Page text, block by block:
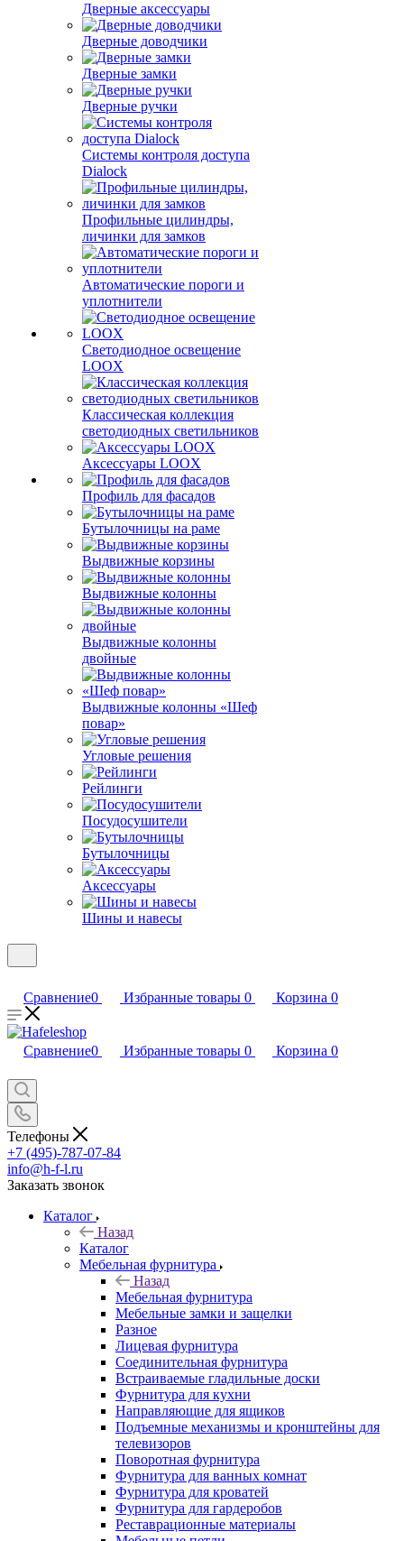
Дверные аксессуары
Дверные доводчики
Дверные замки
Дверные ручки
Системы контроля доступа
Dialock
Профильные цилиндры,
личинки для замков
Автоматические пороги и
уплотнители
Светодиодное освещение
LOOX
Классическая коллекция
светодиодных светильников
Аксессуары LOOX
Профиль для фасадов
Бутылочницы на раме
Выдвижные корзины
Выдвижные колонны
Выдвижные колонны
двойные
Bыдвижные колонны «Шеф
повар»
Угловые решения
Рейлинги
Посудосушители
Бутылочницы
Аксессуары
Шины и навесы
Сравнение0 Избранные товары 0 Корзина 0
Сравнение0 Избранные товары 0 Корзина 0
Телефоны
+7 (495)-787-07-84
info@h-f-l.ru
Заказать звонок
Каталог
Назад
Каталог
Мебельная фурнитура
Назад
Мебельная фурнитура
Мебельные замки и защелки
Разное
Лицевая фурнитура
Соединительная фурнитура
Встраиваемые гладильные доски
Фурнитура для кухни
Направляющие для ящиков
Подъемные механизмы и кронштейны для
телевизоров
Поворотная фурнитура
Фурнитура для ванных комнат
Фурнитура для кроватей
Фурнитура для гардеробов
Реставрационные материалы